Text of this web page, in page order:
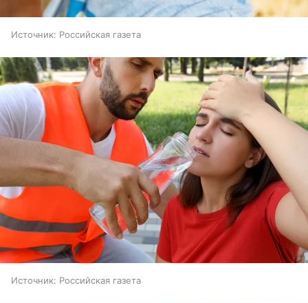
Источник: Российская газета
Источник: Российская газета